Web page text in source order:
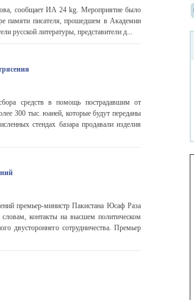
сообщает ИА 24 kg. Мероприятие было
памяти писателя, прошедшем в Академии
русской литературы, представители д...
средств в помощь пострадавшим от
300 тыс. юаней, которые будут переданы
стендах базара продавали изделия
премьер-министр Пакистана Юсаф Раза
контакты на высшем политическом
двустороннего сотрудничества. Премьер